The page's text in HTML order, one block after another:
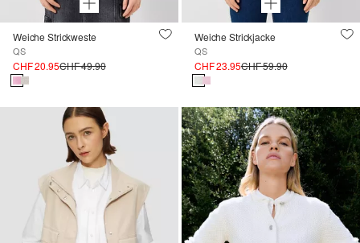
Weiche Strickweste
QS
CHF 20.95CHF 49.90
Weiche Strickjacke
QS
CHF 23.95CHF 59.90